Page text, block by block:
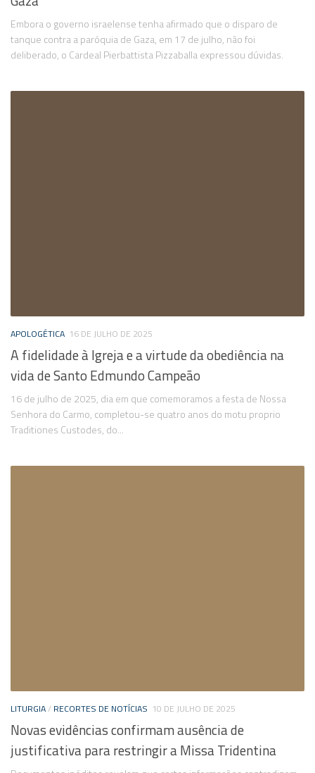
Embora o governo israelense tenha afirmado que o disparo de
tanque contra a paróquia de Gaza, em 17 de julho, não foi
deliberado, o Cardeal Pierbattista Pizzaballa expressou dúvidas.
APOLOGÉTICA 16 DE JULHO DE 2025
A fidelidade à Igreja e a virtude da obediência na
vida de Santo Edmundo Campeão
16 de julho de 2025, dia em que comemoramos a festa de Nossa
Senhora do Carmo, completou-se quatro anos do motu proprio
Traditiones Custodes, do...
LITURGIA/ RECORTES DE NOTÍCIAS 10 DE JULHO DE 2025
Novas evidências confirmam ausência de
justificativa para restringir a Missa Tridentina